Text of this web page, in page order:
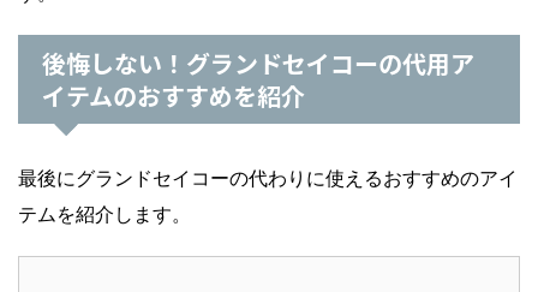
後悔しない！グランドセイコーの代用ア
イテムのおすすめを紹介
最後にグランドセイコーの代わりに使えるおすすめのアイ
テムを紹介します。